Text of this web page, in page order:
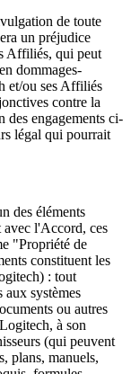
de toute
un préjudice
Affiliés, qui peut
dommages-
et/ou ses Affiliés
contre la
des engagements ci-
légal qui pourrait
des éléments
avec l'Accord, ces
"Propriété de
constituent les
: tout
aux systèmes
ou autres
à son
(qui peuvent
plans, manuels,